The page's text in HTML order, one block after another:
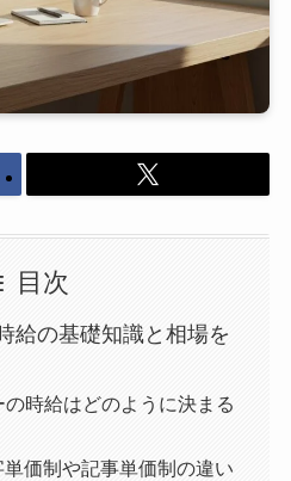
目次
給の基礎知識と相場を
時給はどのように決まる
価制や記事単価制の違い